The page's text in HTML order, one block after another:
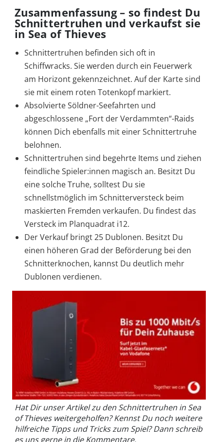
Zusammenfassung – so findest Du
Schnittertruhen und verkaufst sie
in Sea of Thieves
Schnittertruhen befinden sich oft in
Schiffwracks. Sie werden durch ein Feuerwerk
am Horizont gekennzeichnet. Auf der Karte sind
sie mit einem roten Totenkopf markiert.
Absolvierte Söldner-Seefahrten und
abgeschlossene „Fort der Verdammten“-Raids
können Dich ebenfalls mit einer Schnittertruhe
belohnen.
Schnittertruhen sind begehrte Items und ziehen
feindliche Spieler:innen magisch an. Besitzt Du
eine solche Truhe, solltest Du sie
schnellstmöglich im Schnitterversteck beim
maskierten Fremden verkaufen. Du findest das
Versteck im Planquadrat i12.
Der Verkauf bringt 25 Dublonen. Besitzt Du
einen höheren Grad der Beförderung bei den
Schnitterknochen, kannst Du deutlich mehr
Dublonen verdienen.
Hat Dir unser Artikel zu den Schnittertruhen in Sea
of Thieves weitergeholfen? Kennst Du noch weitere
hilfreiche Tipps und Tricks zum Spiel? Dann schreib
es uns gerne in die Kommentare.